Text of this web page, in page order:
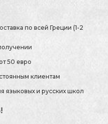
по всей Греции (1-2
50 евро
клиентам
языковых и русских школ